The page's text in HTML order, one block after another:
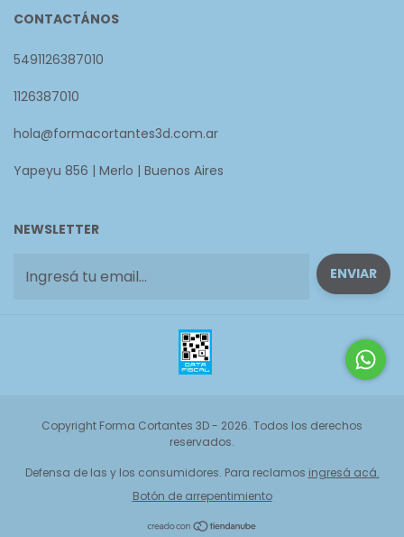
CONTACTÁNOS
5491126387010
1126387010
hola@formacortantes3d.com.ar
Yapeyu 856 | Merlo | Buenos Aires
NEWSLETTER
Copyright Forma Cortantes 3D - 2026. Todos los derechos
reservados.
Defensa de las y los consumidores. Para reclamos ingresá acá.
Botón de arrepentimiento